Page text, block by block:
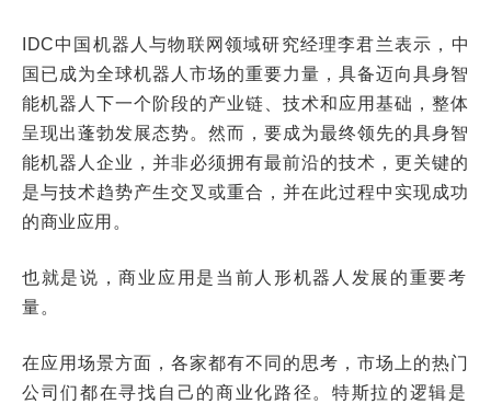
IDC中国机器人与物联网领域研究经理李君兰表示，中
国已成为全球机器人市场的重要力量，具备迈向具身智
能机器人下一个阶段的产业链、技术和应用基础，整体
呈现出蓬勃发展态势。然而，要成为最终领先的具身智
能机器人企业，并非必须拥有最前沿的技术，更关键的
是与技术趋势产生交叉或重合，并在此过程中实现成功
的商业应用。
也就是说，商业应用是当前人形机器人发展的重要考
量。
在应用场景方面，各家都有不同的思考，市场上的热门
公司们都在寻找自己 的商业化路径。特斯拉的逻辑是